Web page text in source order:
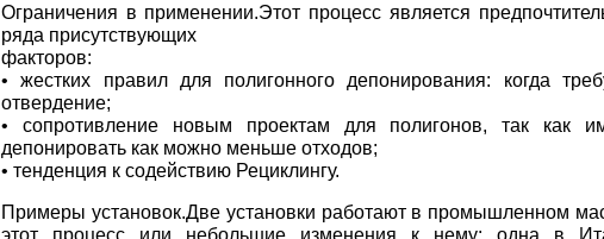
Ограничения в применении.Этот процесс является
ряда присутствующих
факторов:
• жестких правил для полигонного депонирования: когда
отвердение;
• сопротивление новым проектам для полигонов, так как
депонировать как можно меньше отходов;
• тенденция к содействию Рециклингу.
Примеры установок.Две установки работают в промышленном
этот процесс или небольшие изменения к нему: одна в